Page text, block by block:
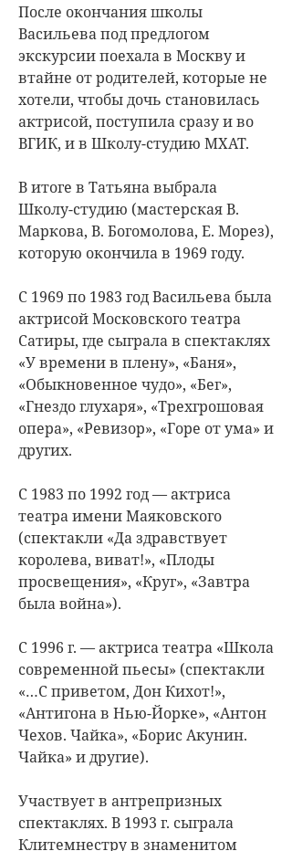
После окончания школы
Васильева под предлогом
экскурсии поехала в Москву и
втайне от родителей, которые не
хотели, чтобы дочь становилась
актрисой, поступила сразу и во
ВГИК, и в Школу-студию МХАТ.
В итоге в Татьяна выбрала
Школу-студию (мастерская В.
Маркова, В. Богомолова, Е. Морез),
которую окончила в 1969 году.
С 1969 по 1983 год Васильева была
актрисой Московского театра
Сатиры, где сыграла в спектаклях
«У времени в плену», «Баня»,
«Обыкновенное чудо», «Бег»,
«Гнездо глухаря», «Трехгрошовая
опера», «Ревизор», «Горе от ума» и
других.
С 1983 по 1992 год — актриса
театра имени Маяковского
(спектакли «Да здравствует
королева, виват!», «Плоды
просвещения», «Круг», «Завтра
была война»).
С 1996 г. — актриса театра «Школа
современной пьесы» (спектакли
«…С приветом, Дон Кихот!»,
«Антигона в Нью-Йорке», «Антон
Чехов. Чайка», «Борис Акунин.
Чайка» и другие).
Участвует в антрепризных
спектаклях. В 1993 г. сыграла
Клитемнестру в знаменитом